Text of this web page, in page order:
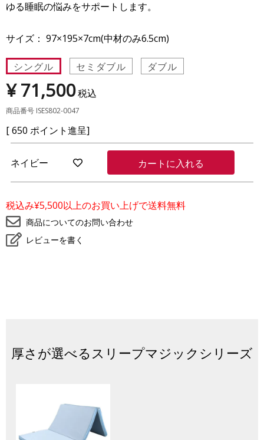
ゆる睡眠の悩みをサポートします。
サイズ： 97×195×7cm(中材のみ6.5cm)
シングル
セミダブル ダブル
¥71,500税込
商品番号 ISES802-0047
[650 ポイント進呈]
ネイビー
気
入
り
に
登
録
カートに入れる
税込み¥5,500以上のお買い上げで送料無料
商品についてのお問い合わせ
レビューを書く
厚さが選べるスリープマジックシリーズ